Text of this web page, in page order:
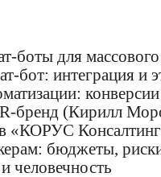
боты для
бот: интеграция и
бренд (Кирилл
«КОРУС
бюджеты,
человечность